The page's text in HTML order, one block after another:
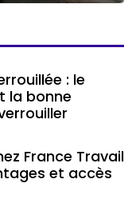
jaune pour la
la phase
: le
la bonne
France Travail
et accès